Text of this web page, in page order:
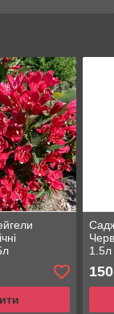
1.5л
150